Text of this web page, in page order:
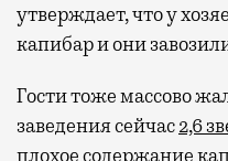
утверждает, что у
капибар и они
Гости тоже массово
заведения сейчас2,6
плохое содержание